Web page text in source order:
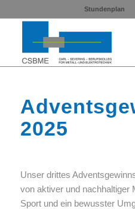
Stundenplan
2025
Unser drittes
von aktiver und nachhaltiger
Sport und ein bewusster